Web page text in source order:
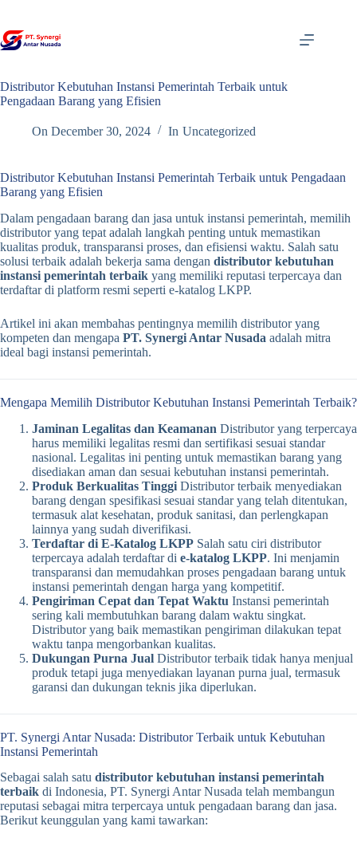
content
Distributor Kebutuhan Instansi Pemerintah Terbaik untuk
Pengadaan Barang yang Efisien
On December 30, 2024 In Uncategorized
Distributor Kebutuhan Instansi Pemerintah Terbaik untuk Pengadaan
Barang yang Efisien
Dalam pengadaan barang dan jasa untuk instansi pemerintah, memilih
distributor yang tepat adalah langkah penting untuk memastikan
kualitas produk, transparansi proses, dan efisiensi waktu. Salah satu
solusi terbaik adalah bekerja sama dengan distributor kebutuhan
instansi pemerintah terbaik yang memiliki reputasi terpercaya dan
terdaftar di platform resmi seperti e-katalog LKPP.
Artikel ini akan membahas pentingnya memilih distributor yang
kompeten dan mengapa PT. Synergi Antar Nusada adalah mitra
ideal bagi instansi pemerintah.
Mengapa Memilih Distributor Kebutuhan Instansi Pemerintah Terbaik?
Jaminan Legalitas dan Keamanan Distributor yang terpercaya
harus memiliki legalitas resmi dan sertifikasi sesuai standar
nasional. Legalitas ini penting untuk memastikan barang yang
disediakan aman dan sesuai kebutuhan instansi pemerintah.
Produk Berkualitas Tinggi Distributor terbaik menyediakan
barang dengan spesifikasi sesuai standar yang telah ditentukan,
termasuk alat kesehatan, produk sanitasi, dan perlengkapan
lainnya yang sudah diverifikasi.
Terdaftar di E-Katalog LKPP Salah satu ciri distributor
terpercaya adalah terdaftar di e-katalog LKPP. Ini menjamin
transparansi dan memudahkan proses pengadaan barang untuk
instansi pemerintah dengan harga yang kompetitif.
Pengiriman Cepat dan Tepat Waktu Instansi pemerintah
sering kali membutuhkan barang dalam waktu singkat.
Distributor yang baik memastikan pengiriman dilakukan tepat
waktu tanpa mengorbankan kualitas.
Dukungan Purna Jual Distributor terbaik tidak hanya menjual
produk tetapi juga menyediakan layanan purna jual, termasuk
garansi dan dukungan teknis jika diperlukan.
PT. Synergi Antar Nusada: Distributor Terbaik untuk Kebutuhan
Instansi Pemerintah
Sebagai salah satu distributor kebutuhan instansi pemerintah
terbaik di Indonesia, PT. Synergi Antar Nusada telah membangun
reputasi sebagai mitra terpercaya untuk pengadaan barang dan jasa.
Berikut keunggulan yang kami tawarkan: